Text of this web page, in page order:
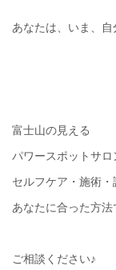
あなたは、いま、自
富士山の見える
パワースポットサロ
セルフケア・施術・
あなたに合った方
ご相談ください♪